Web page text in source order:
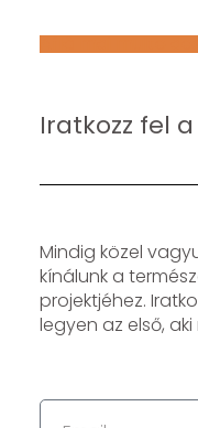
Află mai multe
Iratkozz fel
Mindig közel
kínálunk a
projektjéhez.
legyen az első,